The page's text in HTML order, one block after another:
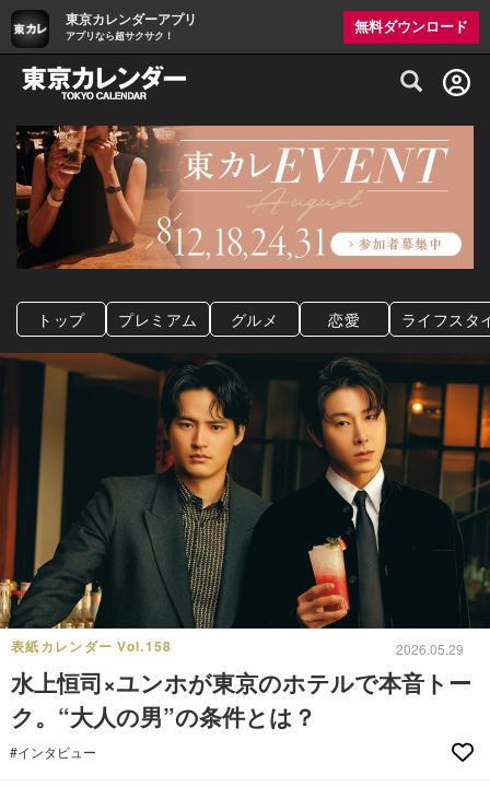
東京カレンダーアプリ
アプリなら超サクサク！
無料ダウンロード
グルメ情報・プレミアムレストラン予約
トップ プレミアム グルメ 恋愛 ライフスタ
表紙カレンダー Vol.158 2026.05.29
水上恒司×ユンホが東京のホテルで本音トー
ク。“大人の男”の条件とは？
#インタビュー